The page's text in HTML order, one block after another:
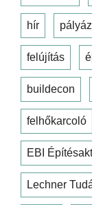
hír
felújítás
buildecon
felhőkarcoló
EBI
Lechner